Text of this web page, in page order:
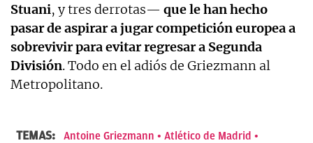
Stuani, y tres derrotas— que le han hecho
pasar de aspirar a jugar competición europea a
sobrevivir para evitar regresar a Segunda
División. Todo en el adiós de Griezmann al
Metropolitano.
TEMAS: Antoine Griezmann
Atlético de Madrid